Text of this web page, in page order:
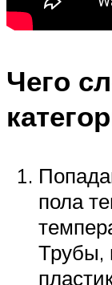
Чего
пола
Трубы,